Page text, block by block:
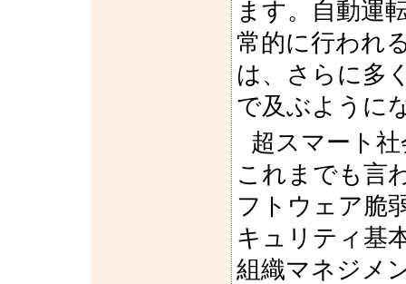
ます。自動運
常的に行われ
は、さらに多
で及ぶように
超スマート
これまでも言
フトウェア脆
キュリティ基
組織マネジメ